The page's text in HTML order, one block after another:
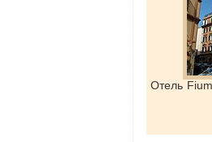
Отель